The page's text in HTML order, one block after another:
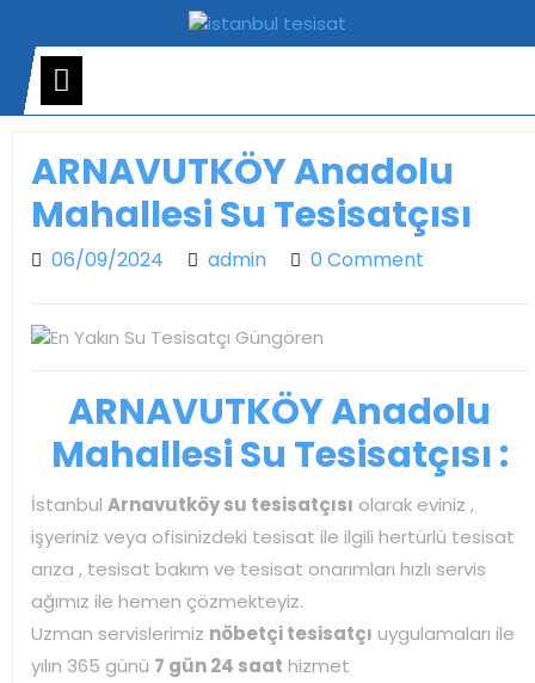
content
ARNAVUTKÖY Anadolu
Mahallesi Su Tesisatçısı
06/09/2024 06/09/2024
adminadmin0 Comment
ARNAVUTKÖY Anadolu
Mahallesi Su Tesisatçısı :
İstanbul Arnavutköy su tesisatçısı olarak eviniz ,
işyeriniz veya ofisinizdeki tesisat ile ilgili hertürlü tesisat
arıza , tesisat bakım ve tesisat onarımları hızlı servis
ağımız ile hemen çözmekteyiz.
Uzman servislerimiz nöbetçi tesisatçı uygulamaları ile
yılın 365 günü 7 gün 24 saat hizmet